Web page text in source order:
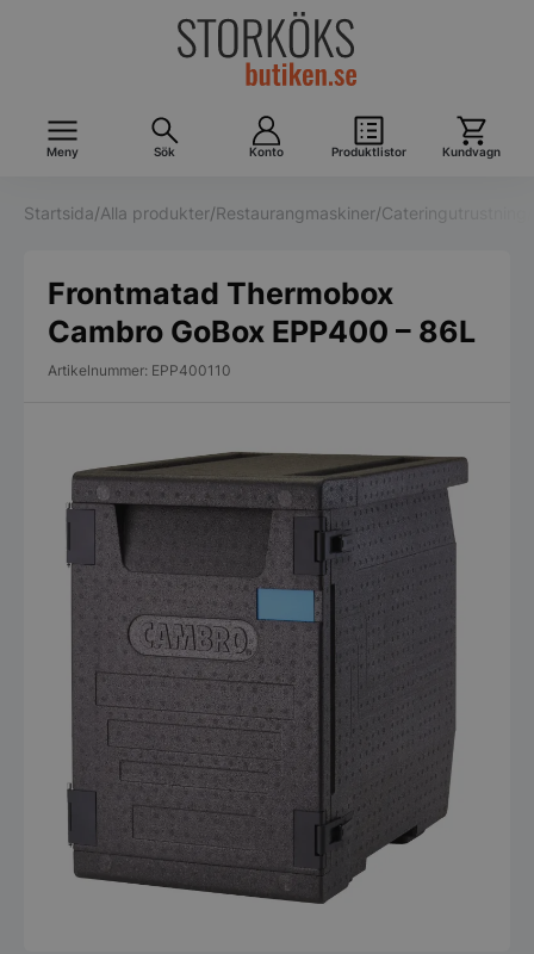
Meny Sök Konto Produktlistor Kundvagn
Startsida/Alla produkter/Restaurangmaskiner/Cateringutrustning
Frontmatad Thermobox
Cambro GoBox EPP400 – 86L
Artikelnummer: EPP400110